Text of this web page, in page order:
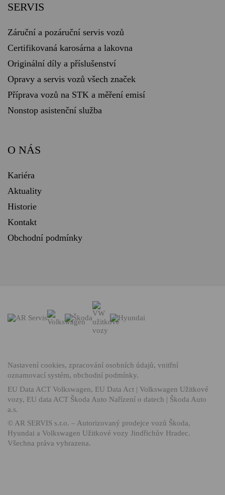
SERVIS
Záruční a pozáruční servis vozů
Certifikovaná karosárna a lakovna
Originální díly a příslušenství
Opravy a servis vozů všech značek
Příprava vozů na STK a měření emisí
Nonstop asistenční služba
O NÁS
Kariéra
Aktuality
Historie
Kontakt
Obchodní podmínky
Nastavení cookies, zpracování osobních údajů, vnitřní
oznamovací systém, obchodní podmínky.
EU Data ACT Volkswagen, EU Data Act | Volkswagen Užitkové
vozy, EU data ACT Škoda Auto Nařízení o datech | Škoda Auto
a.s.
© AR SERVIS s.r.o. – Autorizovaný prodejce vozů Škoda,
Hyundai a Volkswagen Užitkové vozy Jindřichův Hradec.
Všechna práva vyhrazena.